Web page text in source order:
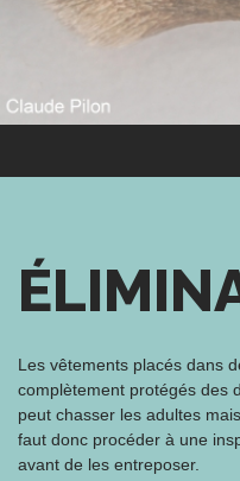
Les vêtements placés dans
complètement protégés des
peut chasser les adultes
faut donc procéder à une
avant de les entreposer.